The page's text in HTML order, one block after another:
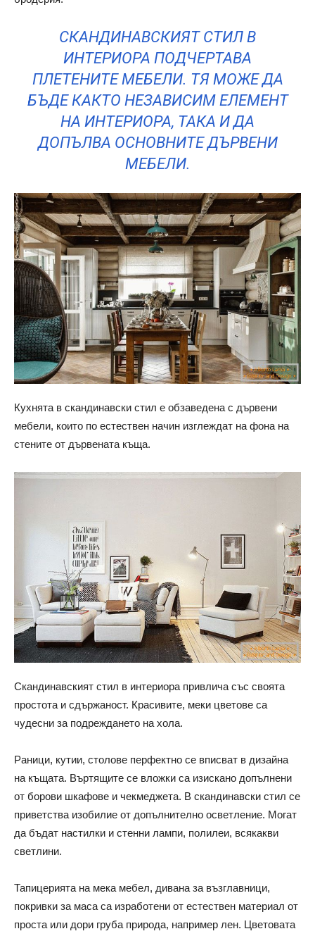
СКАНДИНАВСКИЯТ СТИЛ В
ИНТЕРИОРА ПОДЧЕРТАВА
ПЛЕТЕНИТЕ МЕБЕЛИ. ТЯ МОЖЕ ДА
БЪДЕ КАКТО НЕЗАВИСИМ ЕЛЕМЕНТ
НА ИНТЕРИОРА, ТАКА И ДА
ДОПЪЛВА ОСНОВНИТЕ ДЪРВЕНИ
МЕБЕЛИ.
Кухнята в скандинавски стил е обзаведена с дървени
мебели, които по естествен начин изглеждат на фона на
стените от дървената къща.
Скандинавският стил в интериора привлича със своята
простота и сдържаност. Красивите, меки цветове са
чудесни за подреждането на хола.
Раници, кутии, столове перфектно се вписват в дизайна
на къщата. Въртящите се вложки са изискано допълнени
от борови шкафове и чекмеджета. В скандинавски стил се
приветства изобилие от допълнително осветление. Могат
да бъдат настилки и стенни лампи, полилеи, всякакви
светлини.
Тапицерията на мека мебел, дивана за възглавници,
покривки за маса са изработени от естествен материал от
проста или дори груба природа, например лен. Цветовата